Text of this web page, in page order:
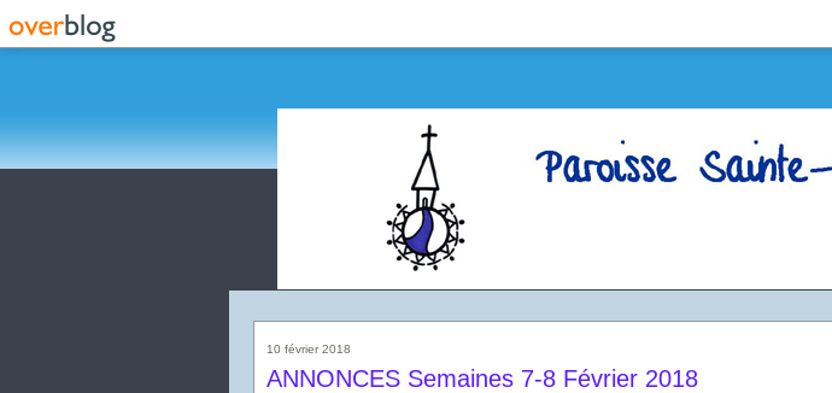
10 février 2018
ANNONCES Semaines 7-8 Février 2018